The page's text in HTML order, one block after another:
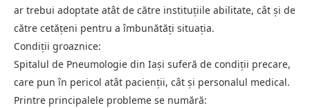
ar trebui adoptate atât de către instituțiile abilitate, cât și de
către cetățeni pentru a îmbunătăți situația.
Condiții groaznice:
Spitalul de Pneumologie din Iași suferă de condiții precare,
care pun în pericol atât pacienții, cât și personalul medical.
Printre principalele probleme se numără: